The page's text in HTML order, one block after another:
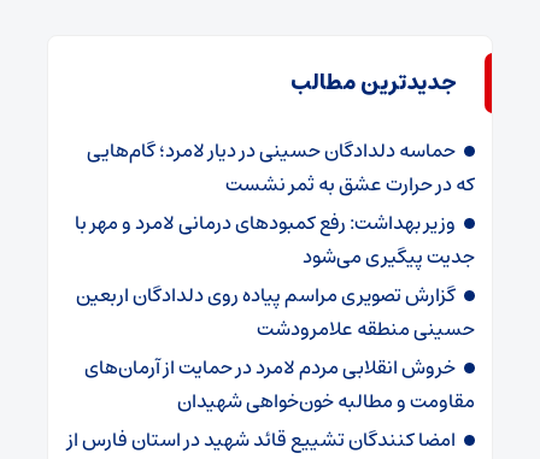
جدیدترین مطالب
حماسه دلدادگان حسینی در دیار لامرد؛ گام‌هایی
که در حرارت عشق به ثمر نشست
وزیر بهداشت: رفع کمبودهای درمانی لامرد و مهر با
جدیت پیگیری می‌شود
گزارش تصویری مراسم پیاده روی دلدادگان اربعین
حسینی منطقه علامرودشت
خروش انقلابی مردم لامرد در حمایت از آرمان‌های
مقاومت و مطالبه خون‌خواهی شهیدان
امضا کنندگان تشییع قائد شهید در استان فارس از